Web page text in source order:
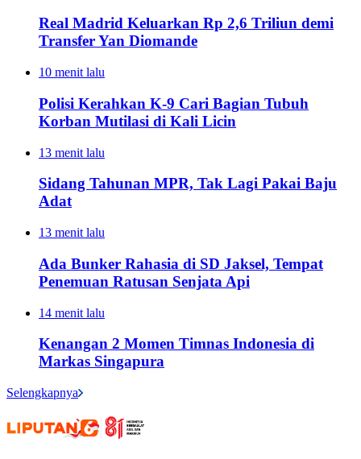
Real Madrid Keluarkan Rp 2,6 Triliun demi
Transfer Yan Diomande
10 menit lalu
Polisi Kerahkan K-9 Cari Bagian Tubuh
Korban Mutilasi di Kali Licin
13 menit lalu
Sidang Tahunan MPR, Tak Lagi Pakai Baju
Adat
13 menit lalu
Ada Bunker Rahasia di SD Jaksel, Tempat
Penemuan Ratusan Senjata Api
14 menit lalu
Kenangan 2 Momen Timnas Indonesia di
Markas Singapura
Selengkapnya